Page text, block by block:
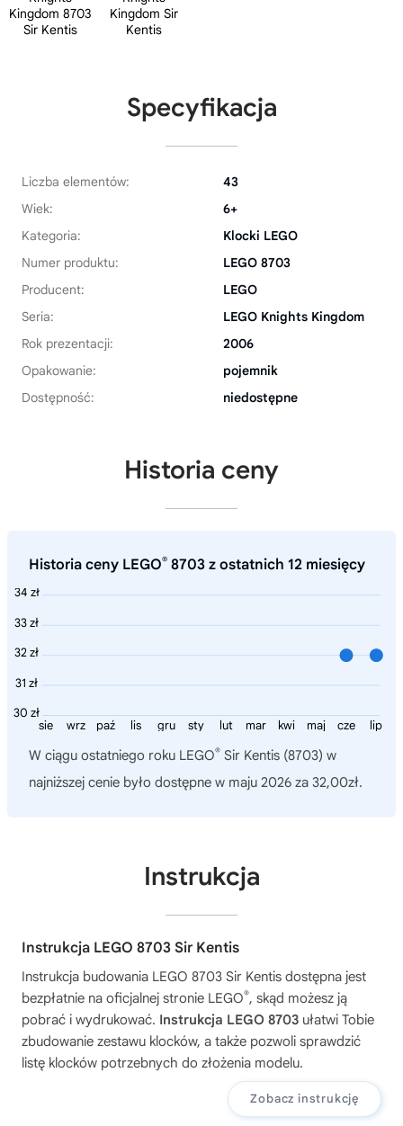
Specyfikacja
Liczba elementów:
43
Wiek:
6+
Kategoria:
Klocki LEGO
Numer produktu:
LEGO 8703
Producent:
LEGO
Seria:
LEGO Knights Kingdom
Rok prezentacji:
2006
Opakowanie:
pojemnik
Dostępność:
niedostępne
Historia ceny
Historia ceny LEGO® 8703 z ostatnich 12 miesięcy
34 zł
33 zł
32 zł
31 zł
30 zł
lip
cze
maj
kwi
mar
lut
sty
gru
lis
paź
wrz
sie
W ciągu ostatniego roku LEGO® Sir Kentis (8703) w
najniższej cenie było dostępne w maju 2026 za 32,00zł.
Instrukcja
Instrukcja LEGO 8703 Sir Kentis
Instrukcja budowania LEGO 8703 Sir Kentis dostępna jest
bezpłatnie na oficjalnej stronie LEGO®, skąd możesz ją
pobrać i wydrukować. Instrukcja LEGO 8703 ułatwi Tobie
zbudowanie zestawu klocków, a także pozwoli sprawdzić
listę klocków potrzebnych do złożenia modelu.
Zobacz instrukcję